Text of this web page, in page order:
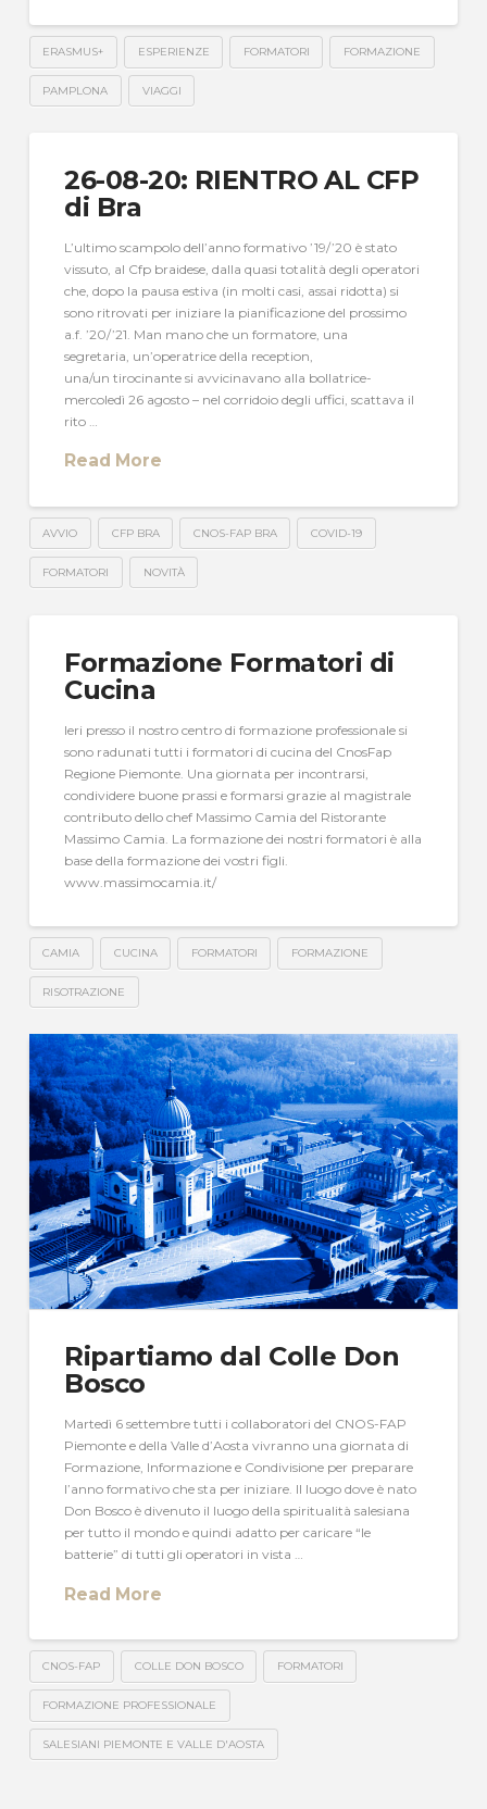
ERASMUS+ ESPERIENZE FORMATORI FORMAZIONE
PAMPLONA VIAGGI
26-08-20: RIENTRO AL CFP
di Bra
L’ultimo scampolo dell’anno formativo ’19/’20 è stato
vissuto, al Cfp braidese, dalla quasi totalità degli operatori
che, dopo la pausa estiva (in molti casi, assai ridotta) si
sono ritrovati per iniziare la pianificazione del prossimo
a.f. ’20/’21. Man mano che un formatore, una
segretaria, un’operatrice della reception,
una/un tirocinante si avvicinavano alla bollatrice-
mercoledì 26 agosto – nel corridoio degli uffici, scattava il
rito …
Read More
AVVIO CFP BRA CNOS-FAP BRA COVID-19
FORMATORI NOVITÀ
Formazione Formatori di
Cucina
Ieri presso il nostro centro di formazione professionale si
sono radunati tutti i formatori di cucina del CnosFap
Regione Piemonte. Una giornata per incontrarsi,
condividere buone prassi e formarsi grazie al magistrale
contributo dello chef Massimo Camia del Ristorante
Massimo Camia. La formazione dei nostri formatori è alla
base della formazione dei vostri figli.
www.massimocamia.it/
CAMIA CUCINA FORMATORI FORMAZIONE
RISOTRAZIONE
Ripartiamo dal Colle Don
Bosco
Martedì 6 settembre tutti i collaboratori del CNOS-FAP
Piemonte e della Valle d’Aosta vivranno una giornata di
Formazione, Informazione e Condivisione per preparare
l’anno formativo che sta per iniziare. Il luogo dove è nato
Don Bosco è divenuto il luogo della spiritualità salesiana
per tutto il mondo e quindi adatto per caricare “le
batterie” di tutti gli operatori in vista …
Read More
CNOS-FAP COLLE DON BOSCO FORMATORI
FORMAZIONE PROFESSIONALE
SALESIANI PIEMONTE E VALLE D'AOSTA